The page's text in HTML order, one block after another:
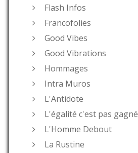
Flash Infos
Francofolies
Good Vibes
Good Vibrations
Hommages
Intra Muros
L'Antidote
L'égalité c'est pas gagné
L'Homme Debout
La Rustine